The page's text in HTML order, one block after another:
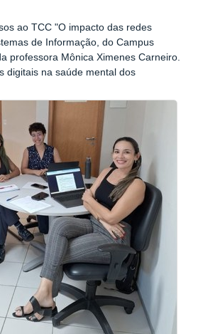
ao TCC "O impacto das redes
de Informação, do Campus
professora Mônica Ximenes Carneiro.
digitais na saúde mental dos